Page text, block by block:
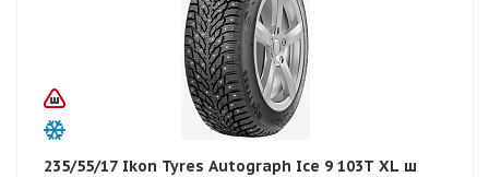
235/55/17 Ikon Tyres Autograph Ice 9 103T XL ш